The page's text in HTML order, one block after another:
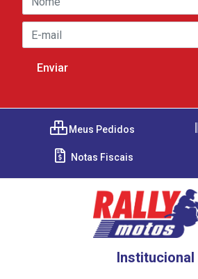
Meus Pedidos
Notas Fiscais
Institucional